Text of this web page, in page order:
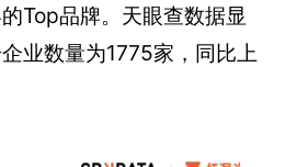
Top品牌。天眼查数据显
业数量为1775家，同比上